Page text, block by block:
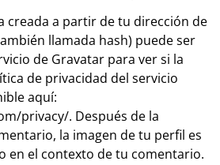
creada a partir de tu dirección de
llamada hash) puede ser
de Gravatar para ver si la
de privacidad del servicio
aquí:
privacy/. Después de la
la imagen de tu perfil es
en el contexto de tu comentario.